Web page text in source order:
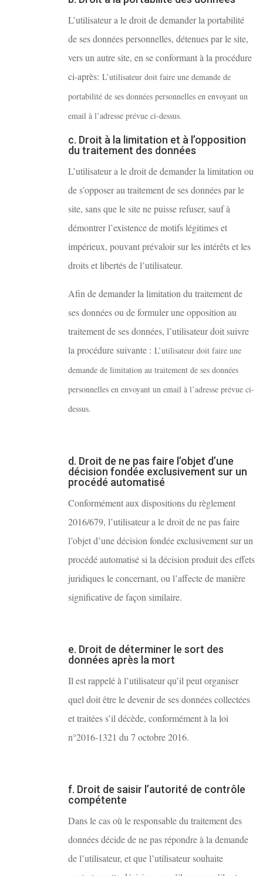
L’utilisateur a le droit de demander la portabilité
de ses données personnelles, détenues par le site,
vers un autre site, en se conformant à la procédure
ci-après: L’utilisateur doit faire une demande de
portabilité de ses données personnelles en envoyant un
email à l’adresse prévue ci-dessus.
c. Droit à la limitation et à l’opposition
du traitement des données
L’utilisateur a le droit de demander la limitation ou
de s’opposer au traitement de ses données par le
site, sans que le site ne puisse refuser, sauf à
démontrer l’existence de motifs légitimes et
impérieux, pouvant prévaloir sur les intérêts et les
droits et libertés de l’utilisateur.
Afin de demander la limitation du traitement de
ses données ou de formuler une opposition au
traitement de ses données, l’utilisateur doit suivre
la procédure suivante : L’utilisateur doit faire une
demande de limitation au traitement de ses données
personnelles en envoyant un email à l’adresse prévue ci-
dessus.
d. Droit de ne pas faire l’objet d’une
décision fondée exclusivement sur un
procédé automatisé
Conformément aux dispositions du règlement
2016/679, l’utilisateur a le droit de ne pas faire
l’objet d’une décision fondée exclusivement sur un
procédé automatisé si la décision produit des effets
juridiques le concernant, ou l’affecte de manière
significative de façon similaire.
e. Droit de déterminer le sort des
données après la mort
Il est rappelé à l’utilisateur qu’il peut organiser
quel doit être le devenir de ses données collectées
et traitées s’il décède, conformément à la loi
n°2016-1321 du 7 octobre 2016.
f. Droit de saisir l’autorité de contrôle
compétente
Dans le cas où le responsable du traitement des
données décide de ne pas répondre à la demande
de l’utilisateur, et que l’utilisateur souhaite